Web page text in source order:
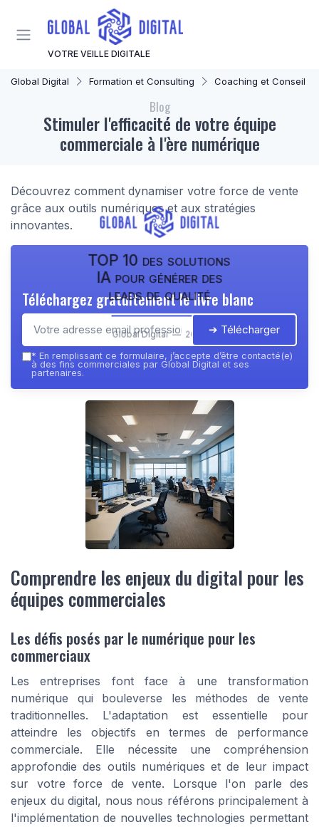
VOTRE VEILLE DIGITALE
Global Digital Formation et Consulting Coaching et Conseil en Stratégie
Blog
Stimuler l'efficacité de votre équipe
commerciale à l'ère numérique
Découvrez comment dynamiser votre force de vente
grâce aux outils numériques et aux stratégies
innovantes.
TOP 10 des solutions
IA pour générer des
leads de qualité
Global Digital — 2026
Téléchargez gratuitement le livre blanc
➔ Télécharger
* En remplissant ce formulaire, j’accepte d’être contacté(e)
à des fins commerciales par Global Digital et ses
partenaires.
Comprendre les enjeux du digital pour les
équipes commerciales
Les défis posés par le numérique pour les
commerciaux
Les entreprises font face à une transformation
numérique qui bouleverse les méthodes de vente
traditionnelles. L'adaptation est essentielle pour
atteindre les objectifs en termes de performance
commerciale. Elle nécessite une compréhension
approfondie des outils numériques et de leur impact
sur votre force de vente. Lorsque l'on parle des
enjeux du digital, nous nous référons principalement à
l'implémentation de nouvelles technologies permettant
Panneau de gestion des cookies